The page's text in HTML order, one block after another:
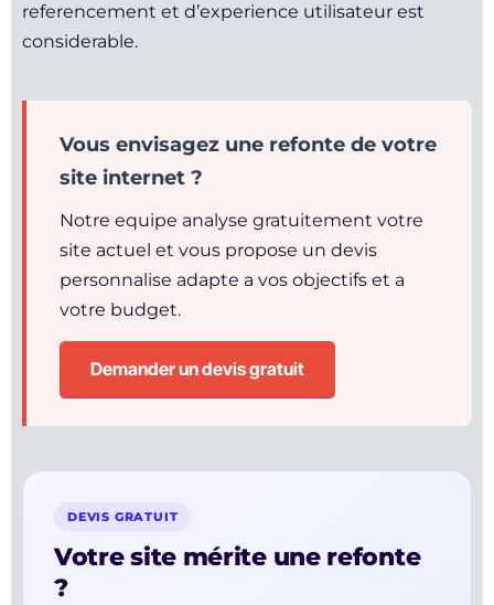
referencement et d’experience utilisateur est
considerable.
Vous envisagez une refonte de votre
site internet ?
Notre equipe analyse gratuitement votre
site actuel et vous propose un devis
personnalise adapte a vos objectifs et a
votre budget.
Demander un devis gratuit
DEVIS GRATUIT
Votre site mérite une refonte
?